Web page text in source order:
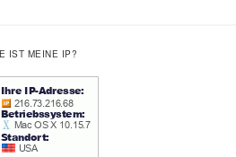
IST MEINE IP?